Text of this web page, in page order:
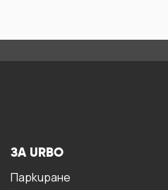
ЗА URBO
Паркиране